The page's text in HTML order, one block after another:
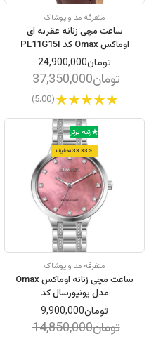
متفرقه مد و پوشاک
ساعت مچی زنانه عقربه ای
اوماکس Omax کد PL11G15I
تومان24,900,000
تومان37,350,000
(5.00)
رتبه برتر
33.33% تخفیف
متفرقه مد و پوشاک
ساعت مچی زنانه اوماکس Omax
مدل یونیورسال کد
OYY008I00Mتومان9,900,000
تومان14,850,000